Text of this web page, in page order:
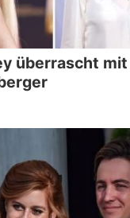
überrascht